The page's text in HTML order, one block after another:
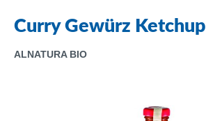
Curry Gewürz Ketchup
ALNATURA BIO